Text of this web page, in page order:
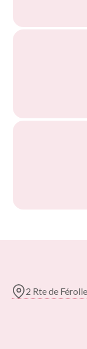
2 Rte de